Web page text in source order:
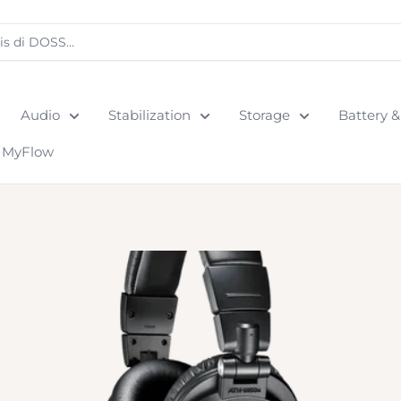
Audio Stabilization Storage Battery
MyFlow